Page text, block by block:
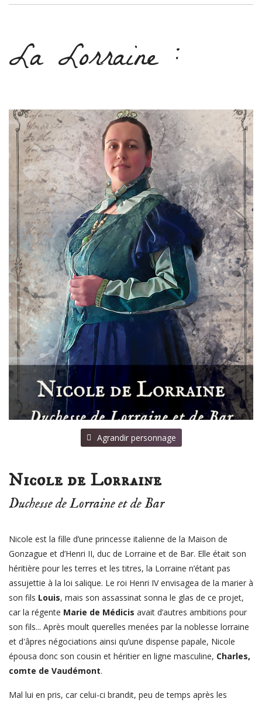
La Lorraine :
⠀Agrandir personnage
Nicole de Lorraine
Duchesse de Lorraine et de Bar
Nicole est la fille d’une princesse italienne de la Maison de
Gonzague et d’Henri II, duc de Lorraine et de Bar. Elle était son
héritière pour les terres et les titres, la Lorraine n’étant pas
assujettie à la loi salique. Le roi Henri IV envisagea de la marier à
son fils Louis, mais son assassinat sonna le glas de ce projet,
car la régente Marie de Médicis avait d’autres ambitions pour
son fils... Après moult querelles menées par la noblesse lorraine
et d'âpres négociations ainsi qu’une dispense papale, Nicole
épousa donc son cousin et héritier en ligne masculine, Charles,
comte de Vaudémont.
Mal lui en pris, car celui-ci brandit, peu de temps après les